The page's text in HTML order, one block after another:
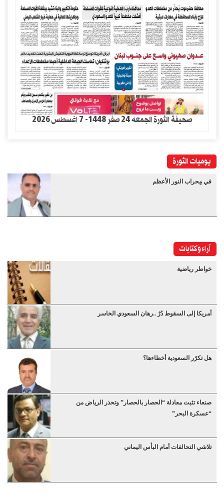
صحيفة الثورة الجمعه 24 صفر 1448- 7 اغسطس 2026
يوميات الثورة
في مِحراب النور الأعظم
آراء وكتابات
خواطر رياضية
أمريكا إلى السقوط دُرْ ..رهان السعودي الخاسر
هل تكرّر السعودية أخطاءها؟
صنعاء تثبت معادلة “الحصار بالحصار” وتحذر الرياض من
“عسكرة البحر”
تلاشي التحالفات أمام البأس اليماني